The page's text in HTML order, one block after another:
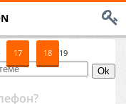
17 18 19